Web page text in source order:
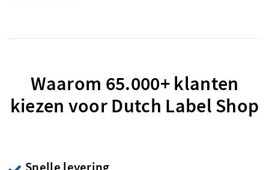
Waarom 65.000+ klanten
kiezen voor Dutch Label Shop
Snelle levering